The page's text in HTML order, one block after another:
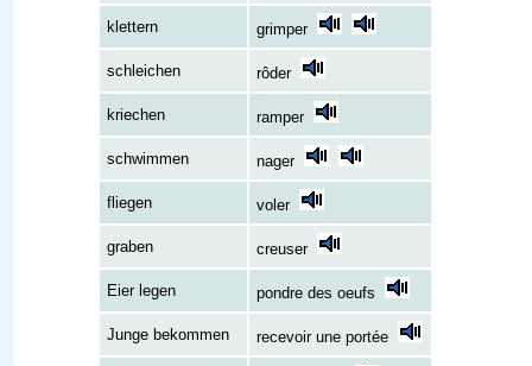
klettern grimper
schleichen rôder
kriechen ramper
schwimmen nager
fliegen voler
graben creuser
Eier legen pondre des oeufs
Junge bekommen recevoir une portée